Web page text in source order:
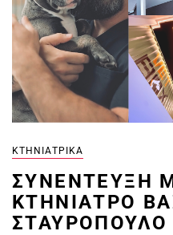
ΚΤΗΝΙΑΤΡΙΚΆ
ΣΥΝΈΝΤΕΥΞΗ
ΚΤΗΝΊΑΤΡΟ
ΣΤΑΥΡΌΠΟΥΛΟ